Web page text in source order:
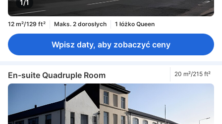
1/1
12 m²/129 ft² Maks. 2 dorosłych 1 łóżko Queen
Wpisz daty, aby zobaczyć ceny
En-suite Quadruple Room 20 m²/215 ft²